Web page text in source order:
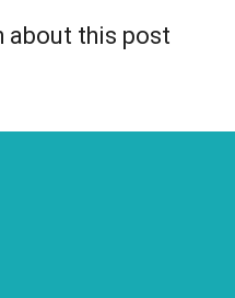
about this post